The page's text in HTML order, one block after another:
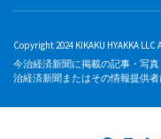
Copyright 2024 KIKAKU HYAKKA
今治経済新聞に掲載の記事・写
治経済新聞またはその情報提供者